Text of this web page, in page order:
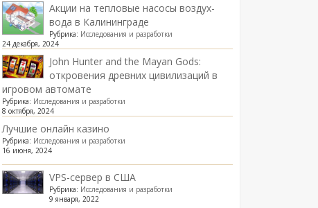
Акции на тепловые насосы воздух-
вода в Калининграде
Рубрика: Исследования и разработки
24 декабря, 2024
John Hunter and the Mayan Gods:
откровения древних цивилизаций в
игровом автомате
Рубрика: Исследования и разработки
8 октября, 2024
Лучшие онлайн казино
Рубрика: Исследования и разработки
16 июня, 2024
VPS-сервер в США
Рубрика: Исследования и разработки
9 января, 2022